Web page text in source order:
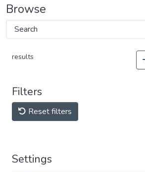
Browse
results
Filters
Reset filters
Settings